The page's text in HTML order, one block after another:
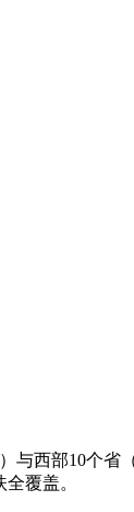
西部10个
覆盖。